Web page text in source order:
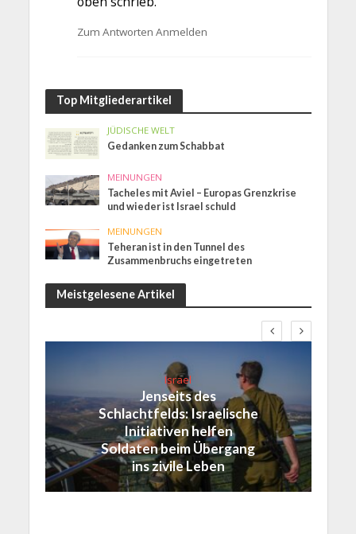
Zum Antworten Anmelden
Top Mitgliederartikel
JÜDISCHE WELT
Gedanken zum Schabbat
MEINUNGEN
Tacheles mit Aviel – Europas Grenzkrise
und wieder ist Israel schuld
MEINUNGEN
Teheran ist in den Tunnel des
Zusammenbruchs eingetreten
Meistgelesene Artikel
Israel
Jenseits des
Schlachtfelds: Israelische
Initiativen helfen
Soldaten beim Übergang
ins zivile Leben